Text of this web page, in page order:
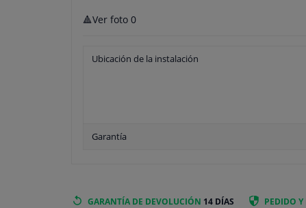
🔺Ver foto 0
Ubicación de la instalación
Garantía
GARANTÍA DE DEVOLUCIÓN 14 DÍAS PEDIDO Y